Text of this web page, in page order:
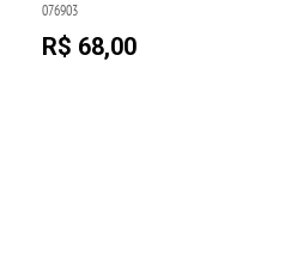
076903
R$ 68,00